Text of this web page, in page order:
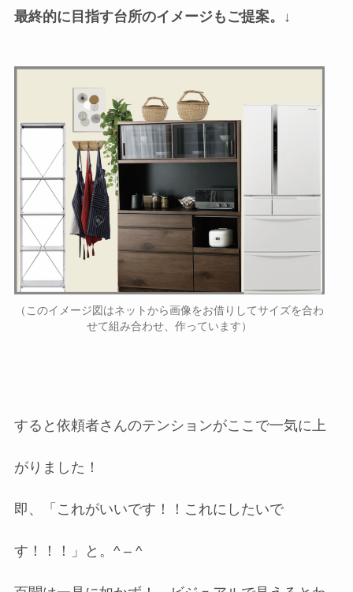
最終的に目指す台所のイメージもご提案。 ↓
（このイメージ図はネットから画像をお借りしてサイズを合わ
せて組み合わせ、作っています）
すると依頼者さんのテンションがここで一気に上
がりました！
即、「これがいいです！！これにしたいで
す！！！」と。^ – ^